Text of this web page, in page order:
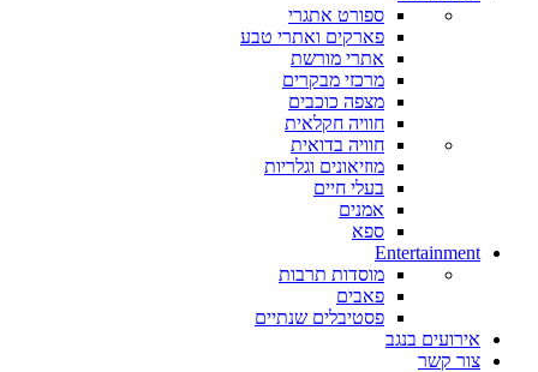
ספורט אתגרי
פארקים ואתרי טבע
אתרי מורשת
מרכזי מבקרים
מצפה כוכבים
חוויה חקלאית
חוויה בדואית
מוזיאונים וגלריות
בעלי חיים
אמנים
ספא
Entertainment
מוסדות תרבות
פאבים
פסטיבלים שנתיים
אירועים בנגב
צור קשר